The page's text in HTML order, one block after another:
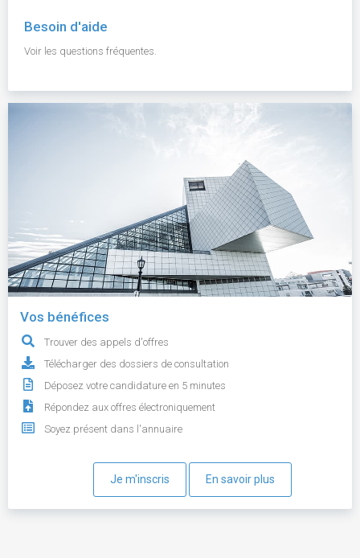
Besoin d'aide
Voir les questions fréquentes.
Vos bénéfices
Trouver des appels d'offres
Télécharger des dossiers de consultation
Déposez votre candidature en 5 minutes
Répondez aux offres électroniquement
Soyez présent dans l'annuaire
Je m'inscris En savoir plus